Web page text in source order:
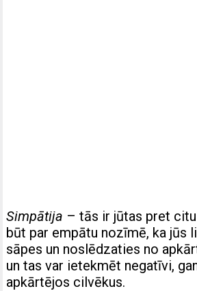
Simpātija – tās ir jūtas pret
būt par empātu nozīmē, ka jūs
sāpes un noslēdzaties no
un tas var ietekmēt negatīvi,
apkārtējos cilvēkus.